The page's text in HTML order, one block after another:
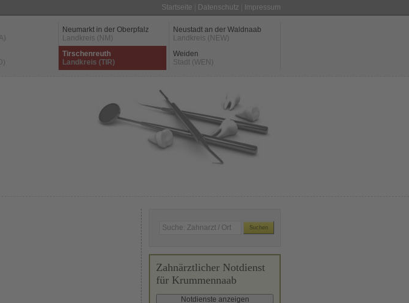
Startseite Datenschutz Impressum
Neumarkt in der Oberpfalz
Landkreis (NM)
Neustadt an der Waldnaab
Landkreis (NEW)
Tirschenreuth
Landkreis (TIR)
Weiden
Stadt (WEN)
Zahnärztlicher Notdienst
für Krummennaab